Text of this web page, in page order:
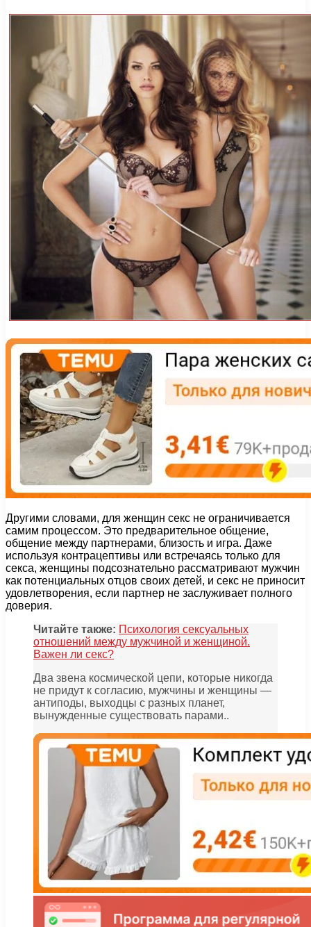
Другими словами, для женщин секс не ограничивается
самим процессом. Это предварительное общение,
общение между партнерами, близость и игра. Даже
используя контрацептивы или встречаясь только для
секса, женщины подсознательно рассматривают мужчин
как потенциальных отцов своих детей, и секс не приносит
удовлетворения, если партнер не заслуживает полного
доверия.
Читайте также: Психология сексуальных
отношений между мужчиной и женщиной.
Важен ли секс?
Два звена космической цепи, которые никогда
не придут к согласию, мужчины и женщины —
антиподы, выходцы с разных планет,
вынужденные существовать парами..